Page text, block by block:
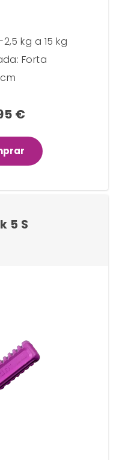
kg a 15 kg
Forta
€
5 S